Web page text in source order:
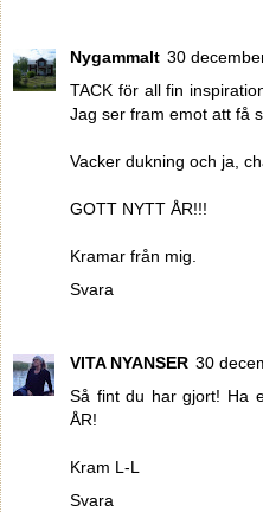
Nygammalt 30
TACK för all fin
Jag ser fram emot att få
Vacker dukning och ja,
GOTT NYTT ÅR!!!
Kramar från mig.
Svara
VITA NYANSER 30
Så fint du har gjort! Ha
ÅR!
Kram L-L
Svara